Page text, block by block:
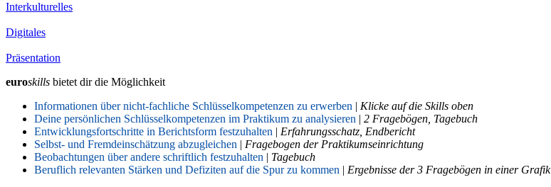
Interkulturelles
Digitales
Präsentation
euroskills bietet dir die Möglichkeit
Informationen über nicht-fachliche Schlüsselkompetenzen zu erwerben | Klicke auf die Skills oben
Deine persönlichen Schlüsselkompetenzen im Praktikum zu analysieren | 2 Fragebögen, Tagebuch
Entwicklungsfortschritte in Berichtsform festzuhalten | Erfahrungsschatz, Endbericht
Selbst- und Fremdeinschätzung abzugleichen | Fragebogen der Praktikumseinrichtung
Beobachtungen über andere schriftlich festzuhalten | Tagebuch
Beruflich relevanten Stärken und Defiziten auf die Spur zu kommen | Ergebnisse der 3 Fragebögen in einer Grafik